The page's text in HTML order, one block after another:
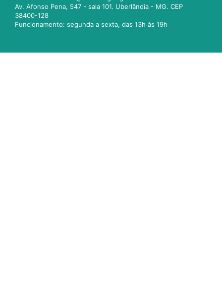
Av. Afonso Pena, 547 - sala 101. Uberlândia - MG. CEP
38400-128
Funcionamento: segunda a sexta, das 13h às 19h